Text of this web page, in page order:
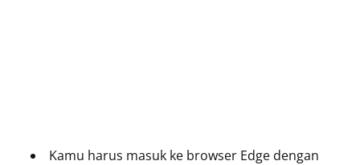
Kamu harus masuk ke browser Edge dengan